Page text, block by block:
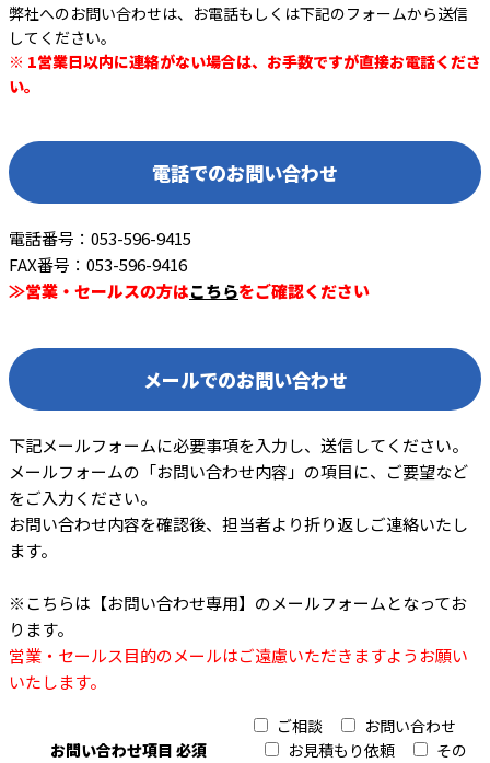
弊社へのお問い合わせは、お電話もしくは下記のフォームから送信
してください。
※ 1営業日以内に連絡がない場合は、お手数ですが直接お電話くださ
い。
電話でのお問い合わせ
電話番号：053-596-9415
FAX番号：053-596-9416
≫営業・セールスの方はこちらをご確認ください
メールでのお問い合わせ
下記メールフォームに必要事項を入力し、送信してください。
メールフォームの「お問い合わせ内容」の項目に、ご要望など
をご入力ください。
お問い合わせ内容を確認後、担当者より折り返しご連絡いたし
ます。
※こちらは【お問い合わせ専用】のメールフォームとなってお
ります。
営業・セールス目的のメールはご遠慮いただきますようお願い
いたします。
お問い合わせ項目 必須
ご相談
お問い合わせ
お見積もり依頼
その